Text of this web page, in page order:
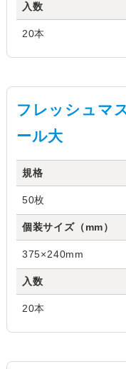
入数
20本
フレッシュ
ール大
規格
50枚
個装サイズ（mm）
375×240mm
入数
20本